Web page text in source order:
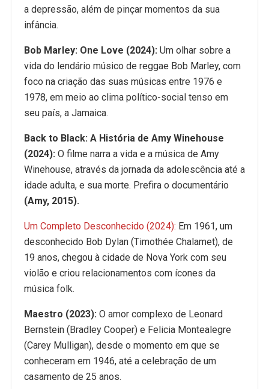
a depressão, além de pinçar momentos da sua
infância.
Bob Marley: One Love (2024): Um olhar sobre a
vida do lendário músico de reggae Bob Marley, com
foco na criação das suas músicas entre 1976 e
1978, em meio ao clima político-social tenso em
seu país, a Jamaica.
Back to Black: A História de Amy Winehouse
(2024): O filme narra a vida e a música de Amy
Winehouse, através da jornada da adolescência até a
idade adulta, e sua morte. Prefira o documentário
(Amy, 2015).
Um Completo Desconhecido (2024): Em 1961, um
desconhecido Bob Dylan (Timothée Chalamet), de
19 anos, chegou à cidade de Nova York com seu
violão e criou relacionamentos com ícones da
música folk.
Maestro (2023): O amor complexo de Leonard
Bernstein (Bradley Cooper) e Felicia Montealegre
(Carey Mulligan), desde o momento em que se
conheceram em 1946, até a celebração de um
casamento de 25 anos.